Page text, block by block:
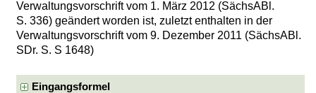
Verwaltungsvorschrift vom 1. März 2012 (SächsABl.
S. 336) geändert worden ist, zuletzt enthalten in der
Verwaltungsvorschrift vom 9. Dezember 2011 (SächsABl.
SDr. S. S 1648)
Eingangsformel